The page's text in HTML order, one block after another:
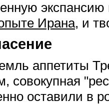
экспансию
Ирана, и
аппетиты
совокупная
оставили в